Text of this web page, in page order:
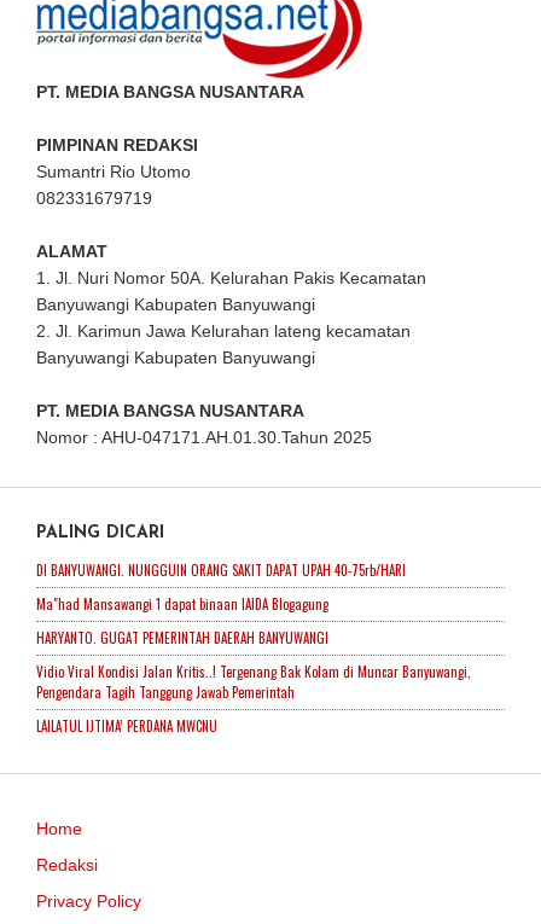
PT. MEDIA BANGSA NUSANTARA
PIMPINAN REDAKSI
Sumantri Rio Utomo
082331679719
ALAMAT
1. Jl. Nuri Nomor 50A. Kelurahan Pakis Kecamatan
Banyuwangi Kabupaten Banyuwangi
2. Jl. Karimun Jawa Kelurahan lateng kecamatan
Banyuwangi Kabupaten Banyuwangi
PT. MEDIA BANGSA NUSANTARA
Nomor : AHU-047171.AH.01.30.Tahun 2025
PALING DICARI
DI BANYUWANGI. NUNGGUIN ORANG SAKIT DAPAT UPAH 40-75rb/HARI
Ma"had Mansawangi 1 dapat binaan IAIDA Blogagung
HARYANTO. GUGAT PEMERINTAH DAERAH BANYUWANGI
Vidio Viral Kondisi Jalan Kritis..! Tergenang Bak Kolam di Muncar Banyuwangi,
Pengendara Tagih Tanggung Jawab Pemerintah
LAILATUL IJTIMA’ PERDANA MWCNU
Home
Redaksi
Privacy Policy